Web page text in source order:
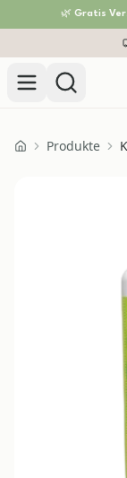
🌿 Gratis
Zum Inhalt
HomeProdukte